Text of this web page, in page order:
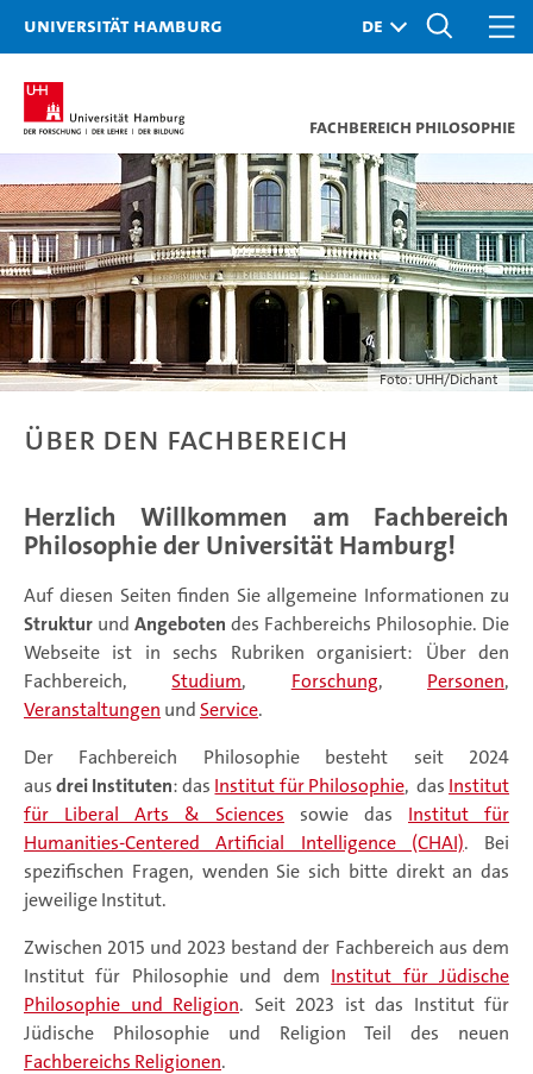
Universität Hamburg
Fachbereich Philosophie
Foto: UHH/Dichant
Über den Fachbereich
Herzlich Willkommen am Fachbereich
Philosophie der Universität Hamburg!
Auf diesen Seiten finden Sie allgemeine Informationen zu
Struktur und Angeboten des Fachbereichs Philosophie. Die
Webseite ist in sechs Rubriken organisiert: Über den
Fachbereich,Studium, Forschung, Personen,
Veranstaltungen undService.
Der Fachbereich Philosophie besteht seit 2024
ausdrei Instituten: das Institut für Philosophie, das Institut
für Liberal Arts & Sciences sowie das Institut für
Humanities-Centered Artificial Intelligence (CHAI). Bei
spezifischen Fragen, wenden Sie sich bitte direkt an das
jeweilige Institut.
Zwischen 2015 und 2023 bestand der Fachbereich aus dem
Institut für Philosophie und dem Institut für Jüdische
Philosophie und Religion. Seit 2023 ist das Institut für
Jüdische Philosophie und Religion Teil des neuen
Fachbereichs Religionen.